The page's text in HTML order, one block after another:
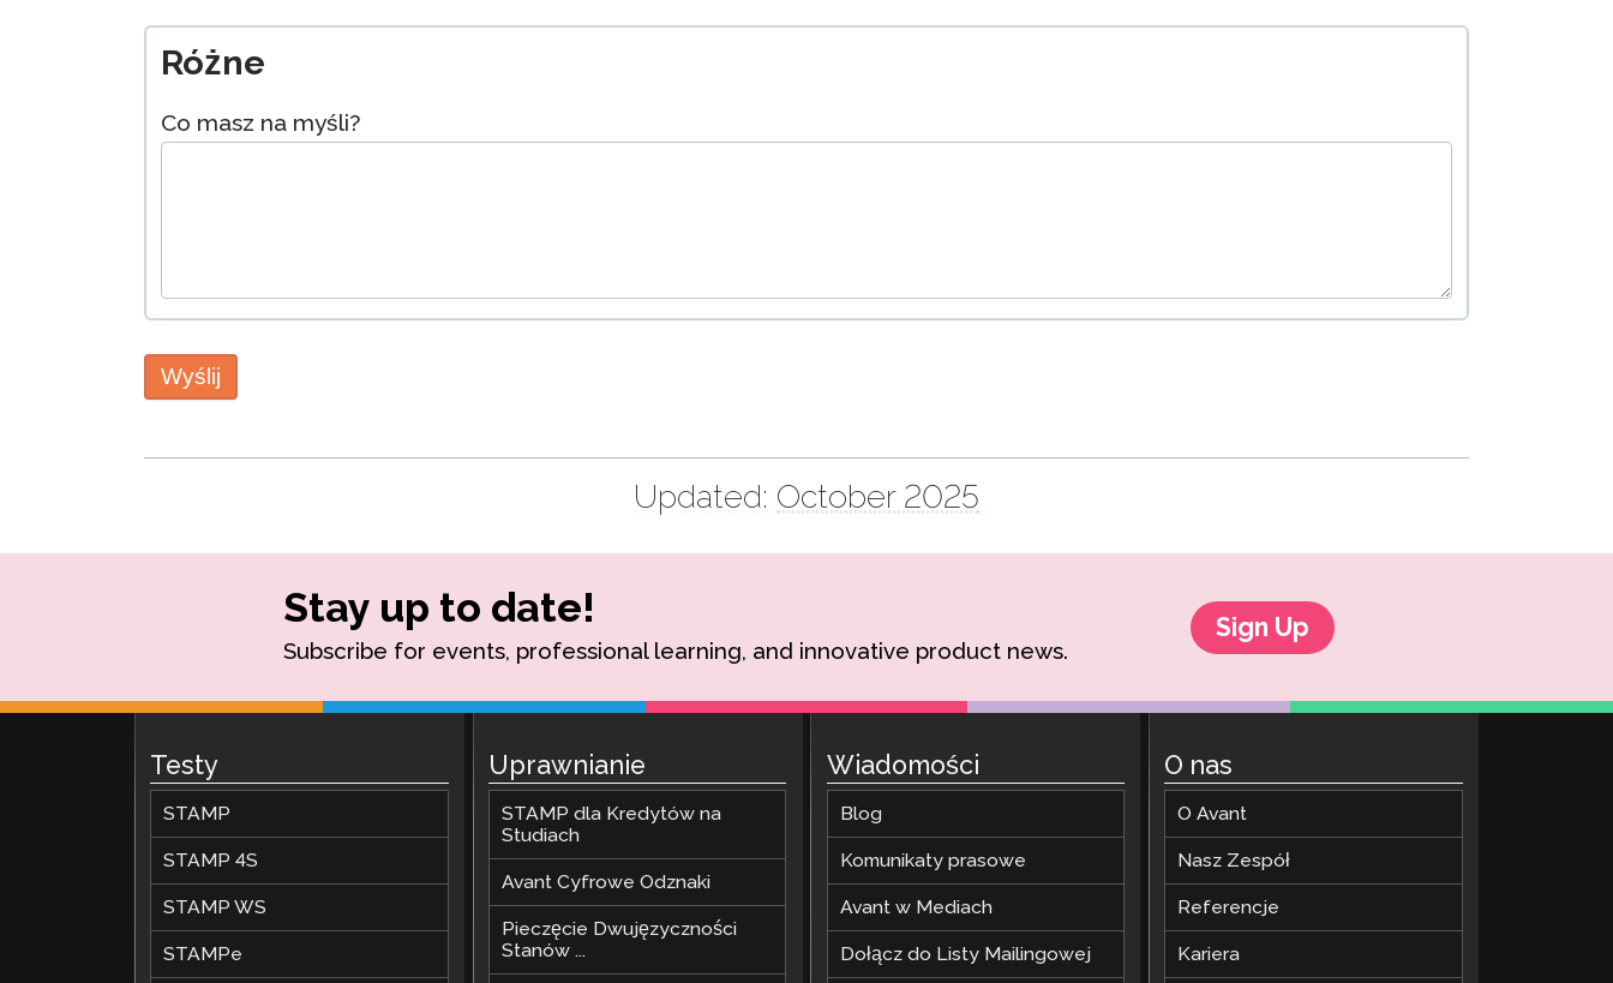
Różne
Co masz na myśli?
Wyślij
Updated: October 2025
Stay up to date!
Subscribe for events, professional learning, and innovative product news.
Sign Up
Testy
STAMP
STAMP 4S
STAMP WS
STAMPe
Uprawnianie
STAMP dla Kredytów na
Studiach
Avant Cyfrowe Odznaki
Pieczęcie Dwujęzyczności
Stanów ...
Wiadomości
Blog
Komunikaty prasowe
Avant w Mediach
Dołącz do Listy Mailingowej
O nas
O Avant
Nasz Zespół
Referencje
Kariera